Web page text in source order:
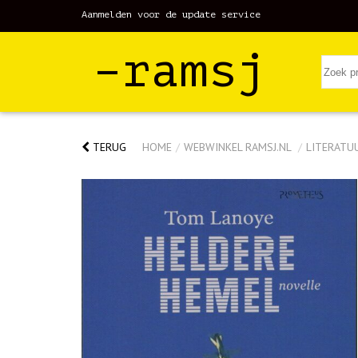
Aanmelden voor de update service
–ramsj
TERUG HOME / WEBWINKEL RAMSJ.NL /